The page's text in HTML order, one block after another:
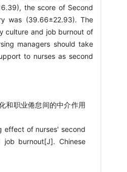
the score of Second
was (39.66±22.93). The
culture and job burnout of
managers should take
to nurses as second
和职业倦怠间的中介作用
effect of nurses' second
burnout[J]. Chinese